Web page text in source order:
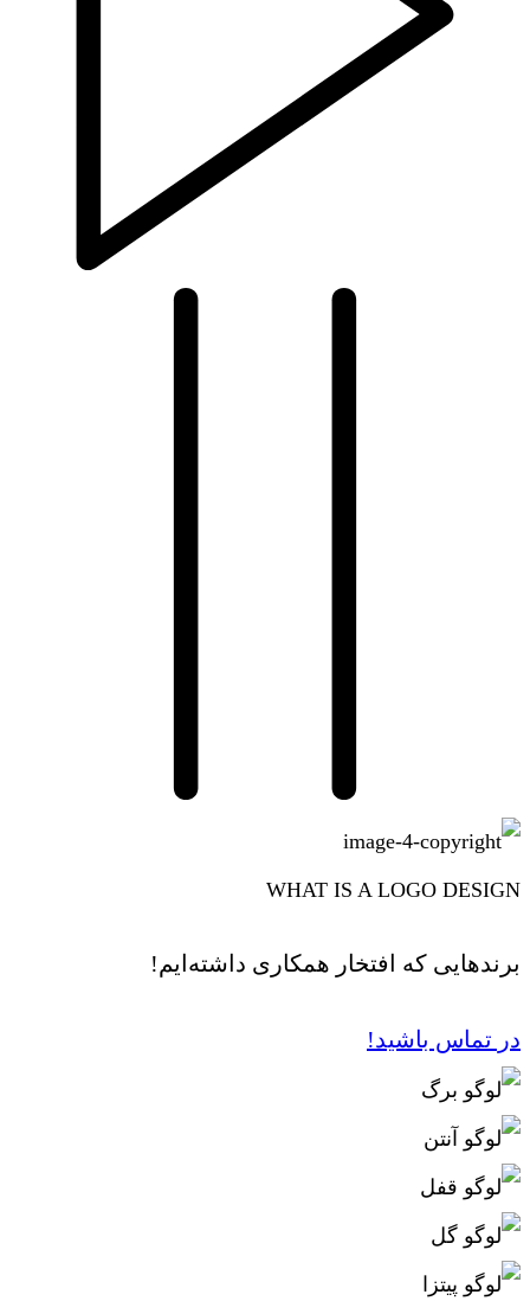
WHAT IS A LOGO DESIGN
برندهایی که افتخار همکاری داشته‌ایم!
در تماس باشید!